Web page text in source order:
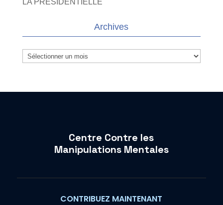
LA PRESIDENTIELLE
Archives
Archives
Centre Contre les
Manipulations Mentales
CONTRIBUEZ MAINTENANT